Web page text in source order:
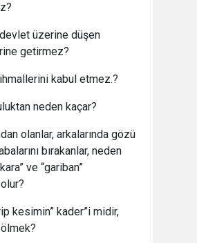
üzerine düşen
getirmez?
kabul etmez.?
neden kaçar?
olanlar, arkalarında gözü
bırakanlar, neden
ve “gariban”
kesimin” kader”i midir,